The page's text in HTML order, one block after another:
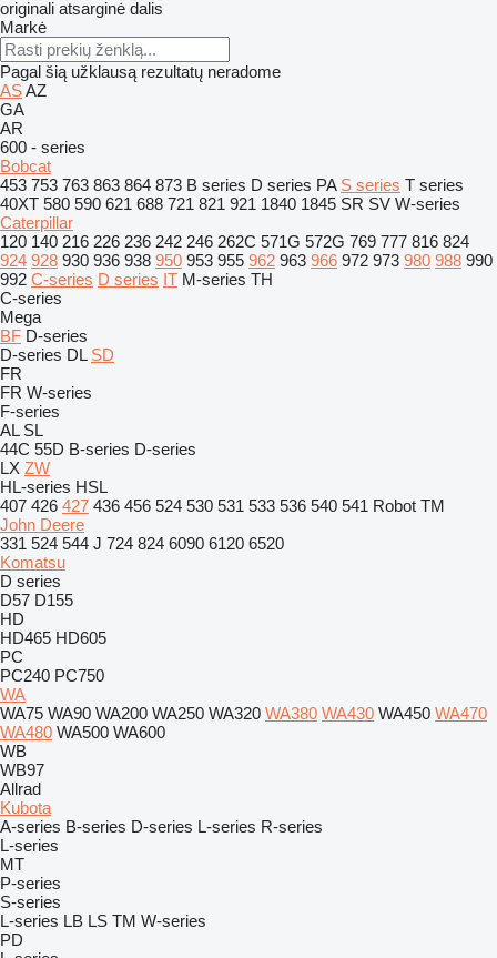
originali atsarginė dalis
Markė
Pagal šią užklausą rezultatų neradome
ASAZ
GA
AR
600 - series
Bobcat
453 753 763 863 864 873 B series D series PA S series T series
40XT 580 590 621 688 721 821 921 1840 1845 SR SV W-series
Caterpillar
120 140 216 226 236 242 246 262C 571G 572G 769 777 816 824
924 928 930 936 938 950 953 955 962 963 966 972 973 980 988 990
992 C-series D series IT M-series TH
C-series
Mega
BF D-series
D-series DL SD
FR
FR W-series
F-series
AL SL
44C 55D B-series D-series
LX ZW
HL-series HSL
407 426 427 436 456 524 530 531 533 536 540 541 Robot TM
John Deere
331 524 544 J 724 824 6090 6120 6520
Komatsu
D series
D57 D155
HD
HD465 HD605
PC
PC240 PC750
WA
WA75 WA90 WA200 WA250 WA320 WA380 WA430 WA450 WA470
WA480 WA500 WA600
WB
WB97
Allrad
Kubota
A-series B-series D-series L-series R-series
L-series
MT
P-series
S-series
L-series LB LS TM W-series
PD